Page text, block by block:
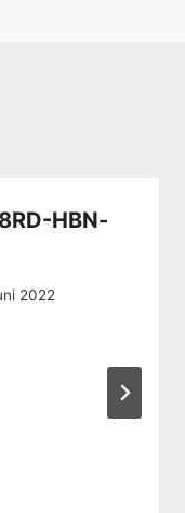
HBN-
2022